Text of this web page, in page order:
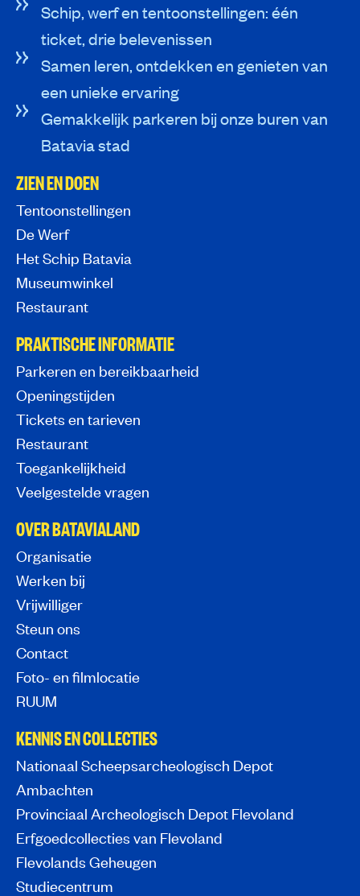
Schip, werf en tentoonstellingen: één
ticket, drie belevenissen
Samen leren, ontdekken en genieten van
een unieke ervaring
Gemakkelijk parkeren bij onze buren van
Batavia stad
ZIEN EN DOEN
Tentoonstellingen
De Werf
Het Schip Batavia
Museumwinkel
Restaurant
PRAKTISCHE INFORMATIE
Parkeren en bereikbaarheid
Openingstijden
Tickets en tarieven
Restaurant
Toegankelijkheid
Veelgestelde vragen
OVER BATAVIALAND
Organisatie
Werken bij
Vrijwilliger
Steun ons
Contact
Foto- en filmlocatie
RUUM
KENNIS EN COLLECTIES
Nationaal Scheepsarcheologisch Depot
Ambachten
Provinciaal Archeologisch Depot Flevoland
Erfgoedcollecties van Flevoland
Flevolands Geheugen
Studiecentrum